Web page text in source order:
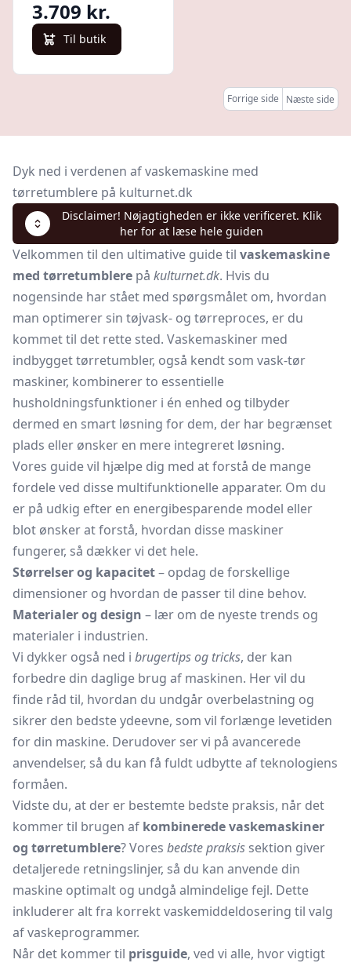
3.709 kr.
Til butik
Forrige side Næste side
Dyk ned i verdenen af vaskemaskine med
tørretumblere på kulturnet.dk
Disclaimer! Nøjagtigheden er ikke verificeret. Klik
her for at læse hele guiden
Velkommen til den ultimative guide til vaskemaskine
med tørretumblere på kulturnet.dk. Hvis du
nogensinde har stået med spørgsmålet om, hvordan
man optimerer sin tøjvask- og tørreproces, er du
kommet til det rette sted. Vaskemaskiner med
indbygget tørretumbler, også kendt som vask-tør
maskiner, kombinerer to essentielle
husholdningsfunktioner i én enhed og tilbyder
dermed en smart løsning for dem, der har begrænset
plads eller ønsker en mere integreret løsning.
Vores guide vil hjælpe dig med at forstå de mange
fordele ved disse multifunktionelle apparater. Om du
er på udkig efter en energibesparende model eller
blot ønsker at forstå, hvordan disse maskiner
fungerer, så dækker vi det hele.
Størrelser og kapacitet– opdag de forskellige
dimensioner og hvordan de passer til dine behov.
Materialer og design – lær om de nyeste trends og
materialer i industrien.
Vi dykker også ned i brugertips og tricks, der kan
forbedre din daglige brug af maskinen. Her vil du
finde råd til, hvordan du undgår overbelastning og
sikrer den bedste ydeevne, som vil forlænge levetiden
for din maskine. Derudover ser vi på avancerede
anvendelser, så du kan få fuldt udbytte af teknologiens
formåen.
Vidste du, at der er bestemte bedste praksis, når det
kommer til brugen af kombinerede vaskemaskiner
og tørretumblere? Vores bedste praksis sektion giver
detaljerede retningslinjer, så du kan anvende din
maskine optimalt og undgå almindelige fejl. Dette
inkluderer alt fra korrekt vaskemiddeldosering til valg
af vaskeprogrammer.
Når det kommer til prisguide, ved vi alle, hvor vigtigt